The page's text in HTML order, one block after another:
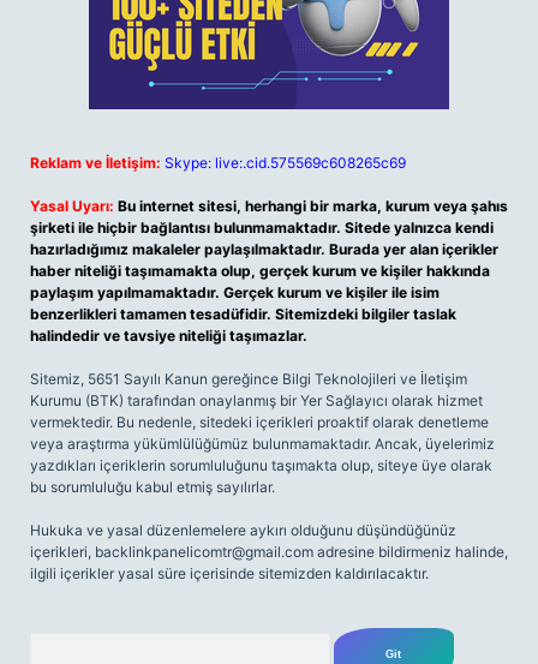
Reklam ve İletişim: Skype: live:.cid.575569c608265c69
Yasal Uyarı: Bu internet sitesi, herhangi bir marka, kurum veya şahıs
şirketi ile hiçbir bağlantısı bulunmamaktadır. Sitede yalnızca kendi
hazırladığımız makaleler paylaşılmaktadır. Burada yer alan içerikler
haber niteliği taşımamakta olup, gerçek kurum ve kişiler hakkında
paylaşım yapılmamaktadır. Gerçek kurum ve kişiler ile isim
benzerlikleri tamamen tesadüfidir. Sitemizdeki bilgiler taslak
halindedir ve tavsiye niteliği taşımazlar.
Sitemiz, 5651 Sayılı Kanun gereğince Bilgi Teknolojileri ve İletişim
Kurumu (BTK) tarafından onaylanmış bir Yer Sağlayıcı olarak hizmet
vermektedir. Bu nedenle, sitedeki içerikleri proaktif olarak denetleme
veya araştırma yükümlülüğümüz bulunmamaktadır. Ancak, üyelerimiz
yazdıkları içeriklerin sorumluluğunu taşımakta olup, siteye üye olarak
bu sorumluluğu kabul etmiş sayılırlar.
Hukuka ve yasal düzenlemelere aykırı olduğunu düşündüğünüz
içerikleri, backlinkpanelicomtr@gmail.com adresine bildirmeniz halinde,
ilgili içerikler yasal süre içerisinde sitemizden kaldırılacaktır.